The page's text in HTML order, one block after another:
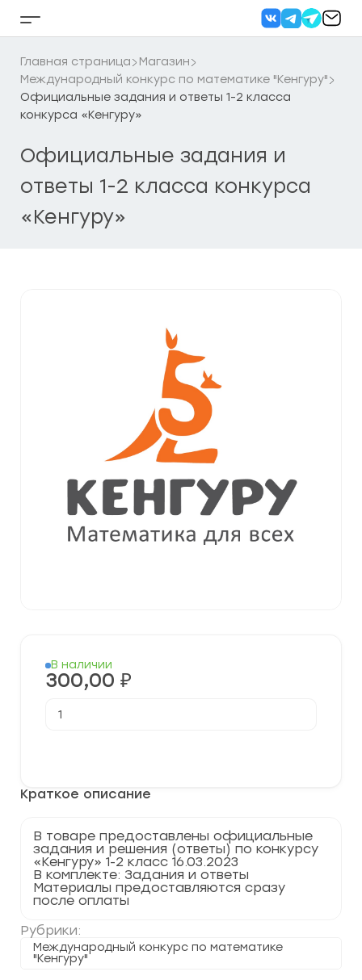
Кнопка
бокового
меню
Главная страница
Магазин
Международный конкурс по математике "Кенгуру"
Официальные задания и ответы 1-2 класса
конкурса «Кенгуру»
Официальные задания и
ответы 1-2 класса конкурса
«Кенгуру»
Краткое описание
В товаре предоставлены официальные
задания и решения (ответы) по конкурсу
«Кенгуру» 1-2 класс 16.03.2023
В комплекте: Задания и ответы
Материалы предоставляются сразу
после оплаты
Рубрики:
Международный конкурс по математике
"Кенгуру"
В наличии
300,00 ₽
товара
2
«Кенгуру»